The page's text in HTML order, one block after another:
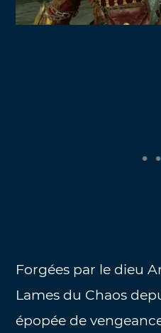
Forgées par le dieu
Lames du Chaos
épopée de